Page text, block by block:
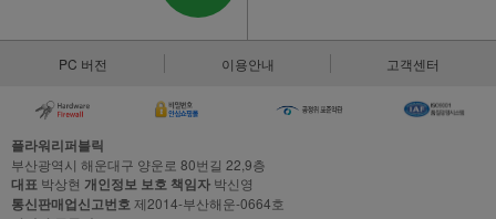
PC 버전 이용안내 고객센터
플라워리퍼블릭
부산광역시 해운대구 양운로 80번길 22,9층
대표 박상현 개인정보 보호 책임자 박신영
통신판매업신고번호제2014-부산해운-0664호